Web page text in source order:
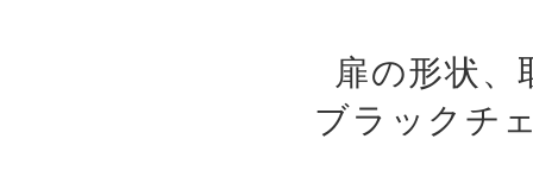
扉の形状
ブラックチ